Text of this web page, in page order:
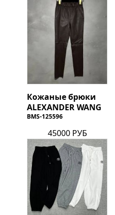
Кожаные брюки
ALEXANDER WANG
BMS-125596
45000 РУБ